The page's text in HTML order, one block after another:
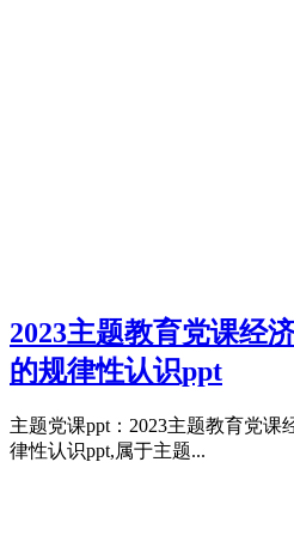
2023主题教育党课经
的规律性认识ppt
主题党课ppt：2023主题教育党
律性认识ppt,属于主题...